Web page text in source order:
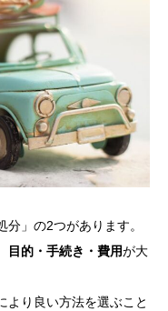
」の2つがあります。
目的・手続き・費用が大
より良い方法を選ぶこと